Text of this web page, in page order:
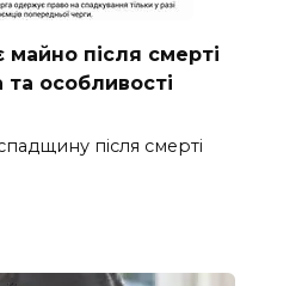
майно після смерті
та особливості
після смерті